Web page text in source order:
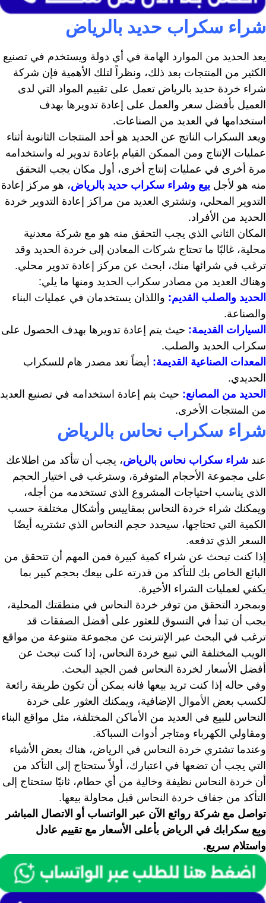
شراء سكراب حديد بالرياض
يعد الحديد من الموارد الهامة في أي دولة ويستخدم في تصنيع
الكثير من المنتجات بعد ذلك، ونظراً لتلك الأهمية فإن شركة
شراء خردة حديد بالرياض تعمل على تقييم المواد التي لدى
العميل بأفضل سعر والعمل على إعادة تدويرها بهدف
استخدامها في العديد من الصناعات.
ويعد السكراب الناتج عن الحديد هو أحد المنتجات الثانوية أثناء
عمليات الإنتاج ومن الممكن القيام بإعادة تدوير له واستخدامه
مرة أخرى في عمليات إنتاج أخرى، أول مكان يجب التحقق
منه هو لأجل بيع وشراء سكراب حديد بالرياض، هو مركز إعادة
التدوير المحلي، وتشتري العديد من مراكز إعادة التدوير خردة
الحديد من الأفراد.
المكان الثاني الذي يجب التحقق منه هو مع شركة معدنية
محلية، غالبًا ما تحتاج شركات المعادن إلى خردة الحديد وقد
ترغب في شرائها منك، ابحث عن مركز إعادة تدوير محلي.
وهناك العديد من مصادر سكراب الحديد ومنها ما يلي:
الحديد والصلب القديم: واللذان يستخدمان في عمليات البناء
والصناعة.
السيارات القديمة: حيث يتم إعادة تدويرها بهدف الحصول على
سكراب الحديد والصلب.
المعدات الصناعية القديمة: أيضاً تعد مصدر هام للسكراب
الحديدي.
الحديد من المصانع: حيث يتم إعادة استخدامه في تصنيع العديد
من المنتجات الأخرى.
شراء سكراب نحاس بالرياض
عند شراء سكراب نحاس بالرياض، يجب أن تتأكد من اطلاعك
على مجموعة الأحجام المتوفرة، وسترغب في اختيار الحجم
الذي يناسب احتياجات المشروع الذي تستخدمه من أجله،
ويمكنك شراء خردة النحاس بمقاييس وأشكال مختلفة حسب
الكمية التي تحتاجها، سيحدد حجم النحاس الذي تشتريه أيضًا
السعر الذي تدفعه.
إذا كنت تبحث عن شراء كمية كبيرة فمن المهم أن تتحقق من
البائع الخاص بك للتأكد من قدرته على بيعك بحجم كبير بما
يكفي لعمليات الشراء الأخيرة.
وبمجرد التحقق من توفر خردة النحاس في منطقتك المحلية،
يجب أن تبدأ في التسوق للعثور على أفضل الصفقات قد
ترغب في البحث عبر الإنترنت عن مجموعة متنوعة من مواقع
الويب المختلفة التي تبيع خردة النحاس، إذا كنت تبحث عن
أفضل الأسعار لخردة النحاس فمن الجيد البحث.
وفي حاله إذا كنت تريد بيعها فانه يمكن أن تكون طريقة رائعة
لكسب بعض الأموال الإضافية، ويمكنك العثور على خردة
النحاس للبيع في العديد من الأماكن المختلفة، مثل مواقع البناء
ومقاولي الكهرباء ومتاجر أدوات السباكة.
وعندما تشتري خردة النحاس في الرياض، هناك بعض الأشياء
التي يجب أن تضعها في اعتبارك، أولاً ستحتاج إلى التأكد من
أن خردة النحاس نظيفة وخالية من أي حطام، ثانيًا ستحتاج إلى
التأكد من جفاف خردة النحاس قبل محاولة بيعها.
تواصل مع شركة روائع الآن عبر الواتساب أو الاتصال المباشر
وبِع سكرابك في الرياض بأعلى الأسعار مع تقييم عادل
واستلام سريع.